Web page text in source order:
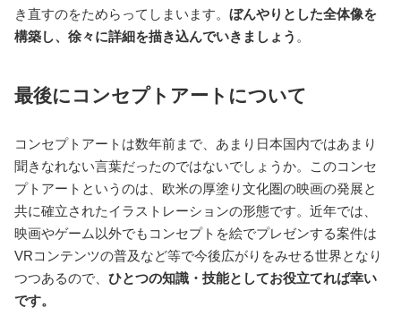
き直すのをためらってしまいます。 ぼんやりとした全体像を
構築し、徐々に詳細を描き込んでいきましょう 。
最後にコンセプトアートについて
コンセプトアートは数年前まで、あまり日本国内ではあまり
聞きなれない言葉だったのではないでしょうか。このコンセ
プトアートというのは、欧米の厚塗り文化圏の映画の発展と
共に確立されたイラストレーションの形態です。近年では、
映画やゲーム以外でもコンセプトを絵でプレゼンする案件は
VRコンテンツの普及など等で今後広がりをみせる世界となり
つつあるので、 ひとつの知識・技能としてお役立てれば幸い
です。